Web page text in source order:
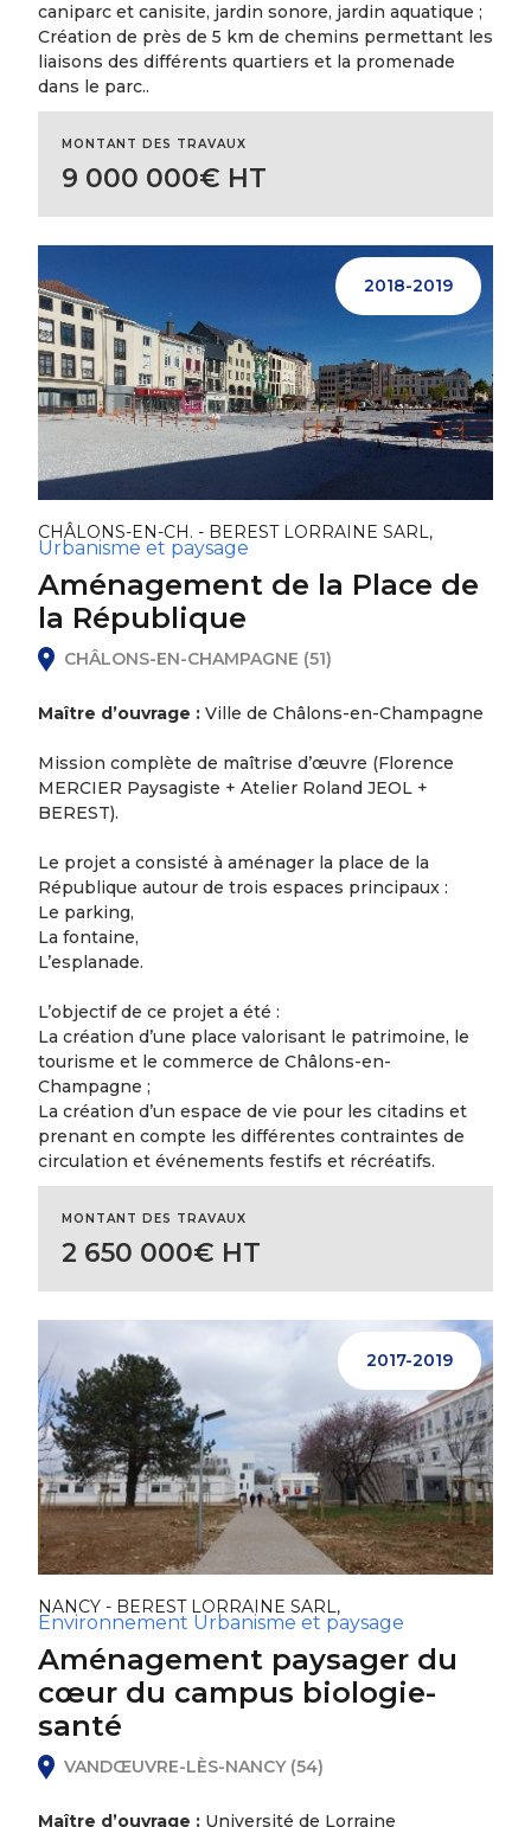
caniparc et canisite, jardin sonore, jardin aquatique ;
Création de près de 5 km de chemins permettant les
liaisons des différents quartiers et la promenade
dans le parc..
MONTANT DES TRAVAUX
9 000 000€ HT
2018-2019
CHÂLONS-EN-CH. - BEREST LORRAINE SARL,
Urbanisme et paysage
Aménagement de la Place de
la République
CHÂLONS-EN-CHAMPAGNE (51)
Maître d’ouvrage : Ville de Châlons-en-Champagne
Mission complète de maîtrise d’œuvre (Florence
MERCIER Paysagiste + Atelier Roland JEOL +
BEREST).
Le projet a consisté à aménager la place de la
République autour de trois espaces principaux :
Le parking,
La fontaine,
L’esplanade.
L’objectif de ce projet a été :
La création d’une place valorisant le patrimoine, le
tourisme et le commerce de Châlons-en-
Champagne ;
La création d’un espace de vie pour les citadins et
prenant en compte les différentes contraintes de
circulation et événements festifs et récréatifs.
MONTANT DES TRAVAUX
2 650 000€ HT
2017-2019
NANCY - BEREST LORRAINE SARL,
Environnement Urbanisme et paysage
Aménagement paysager du
cœur du campus biologie-
santé
VANDŒUVRE-LÈS-NANCY (54)
Maître d’ouvrage : Université de Lorraine